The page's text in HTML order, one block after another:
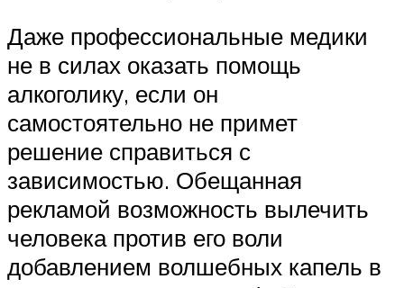
Даже профессиональные медики
не в силах оказать помощь
алкоголику, если он
самостоятельно не примет
решение справиться с
зависимостью. Обещанная
рекламой возможность вылечить
человека против его воли
добавлением волшебных капель в